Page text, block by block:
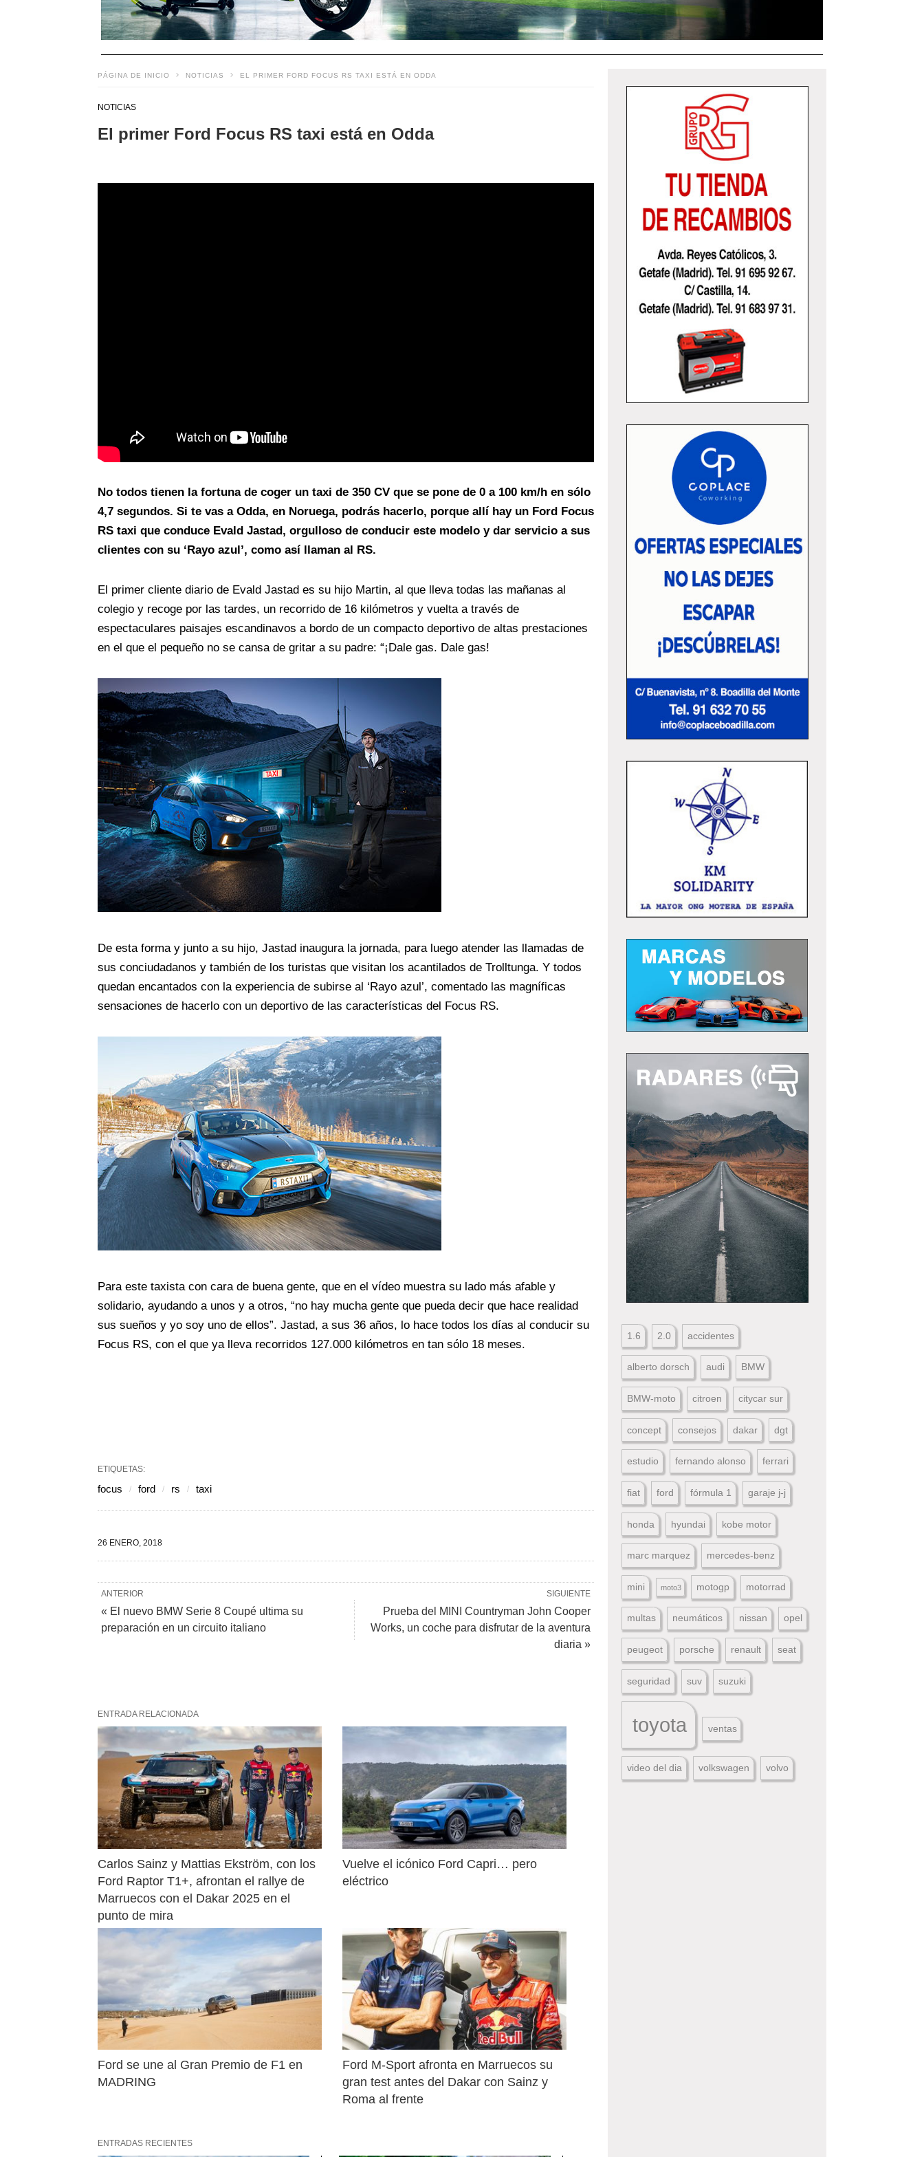
PÁGINA DE INICIO NOTICIAS EL PRIMER FORD FOCUS RS TAXI ESTÁ EN ODDA
NOTICIAS
El primer Ford Focus RS taxi está en Odda
No todos tienen la fortuna de coger un taxi de 350 CV que se pone de 0 a 100 km/h en sólo
4,7 segundos. Si te vas a Odda, en Noruega, podrás hacerlo, porque allí hay un Ford Focus
RS taxi que conduce Evald Jastad, orgulloso de conducir este modelo y dar servicio a sus
clientes con su ‘Rayo azul’, como así llaman al RS.
El primer cliente diario de Evald Jastad es su hijo Martin, al que lleva todas las mañanas al
colegio y recoge por las tardes, un recorrido de 16 kilómetros y vuelta a través de
espectaculares paisajes escandinavos a bordo de un compacto deportivo de altas prestaciones
en el que el pequeño no se cansa de gritar a su padre: “¡Dale gas. Dale gas!
De esta forma y junto a su hijo, Jastad inaugura la jornada, para luego atender las llamadas de
sus conciudadanos y también de los turistas que visitan los acantilados de Trolltunga. Y todos
quedan encantados con la experiencia de subirse al ‘Rayo azul’, comentado las magníficas
sensaciones de hacerlo con un deportivo de las características del Focus RS.
Para este taxista con cara de buena gente, que en el vídeo muestra su lado más afable y
solidario, ayudando a unos y a otros, “no hay mucha gente que pueda decir que hace realidad
sus sueños y yo soy uno de ellos”. Jastad, a sus 36 años, lo hace todos los días al conducir su
Focus RS, con el que ya lleva recorridos 127.000 kilómetros en tan sólo 18 meses.
ETIQUETAS:
focus ford rs taxi
26 ENERO, 2018
SIGUIENTE
Prueba del MINI Countryman John Cooper
Works, un coche para disfrutar de la aventura
diaria »
ANTERIOR
« El nuevo BMW Serie 8 Coupé ultima su
preparación en un circuito italiano
ENTRADA RELACIONADA
Carlos Sainz y Mattias Ekström, con los
Ford Raptor T1+, afrontan el rallye de
Marruecos con el Dakar 2025 en el
punto de mira
Vuelve el icónico Ford Capri… pero
eléctrico
Ford se une al Gran Premio de F1 en
MADRING
Ford M-Sport afronta en Marruecos su
gran test antes del Dakar con Sainz y
Roma al frente
ENTRADAS RECIENTES
1.6 2.0 accidentes
alberto dorsch audi BMW
BMW-moto citroen citycar sur
concept consejos dakar dgt
estudio fernando alonso ferrari
fiat ford fórmula 1 garaje j-j
honda hyundai kobe motor
marc marquez mercedes-benz
mini moto3 motogp motorrad
multas neumáticos nissan opel
peugeot porsche renault seat
seguridad suv suzuki
toyota ventas
video del dia volkswagen volvo